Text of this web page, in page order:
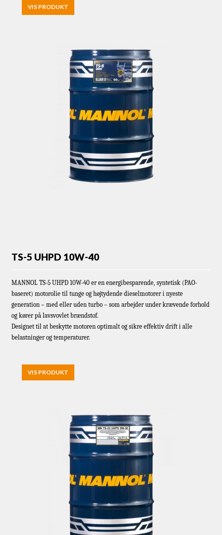
VIS PRODUKT
TS-5 UHPD 10W-40
MANNOL TS-5 UHPD 10W-40 er en energibesparende, syntetisk (PAO-
baseret) motorolie til tunge og højtydende dieselmotorer i nyeste
generation – med eller uden turbo – som arbejder under krævende forhold
og kører på lavsvovlet brændstof.
Designet til at beskytte motoren optimalt og sikre effektiv drift i alle
belastninger og temperaturer.
VIS PRODUKT